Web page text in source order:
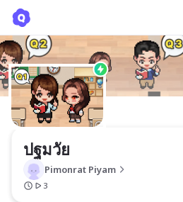
ปฐมวัย
Pimonrat Piyam
3